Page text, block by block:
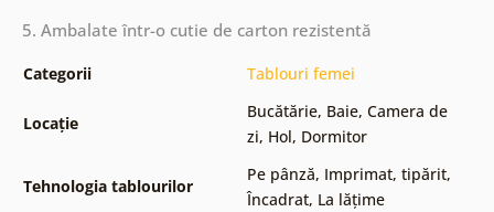
5. Ambalate într-o cutie de carton rezistentă
Categorii Tablouri femei
Locație
Bucătărie, Baie, Camera de
zi, Hol, Dormitor
Tehnologia tablourilor
Pe pânză, Imprimat, tipărit,
Încadrat, La lățime